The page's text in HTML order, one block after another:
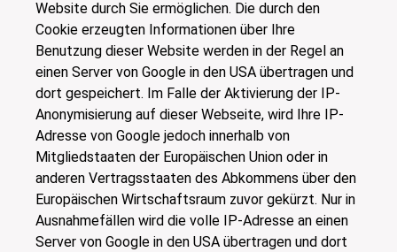
Website durch Sie ermöglichen. Die durch den
Cookie erzeugten Informationen über Ihre
Benutzung dieser Website werden in der Regel an
einen Server von Google in den USA übertragen und
dort gespeichert. Im Falle der Aktivierung der IP-
Anonymisierung auf dieser Webseite, wird Ihre IP-
Adresse von Google jedoch innerhalb von
Mitgliedstaaten der Europäischen Union oder in
anderen Vertragsstaaten des Abkommens über den
Europäischen Wirtschaftsraum zuvor gekürzt. Nur in
Ausnahmefällen wird die volle IP-Adresse an einen
Server von Google in den USA übertragen und dort